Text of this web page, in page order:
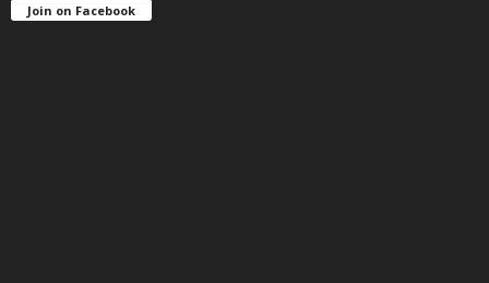
Join on Facebook